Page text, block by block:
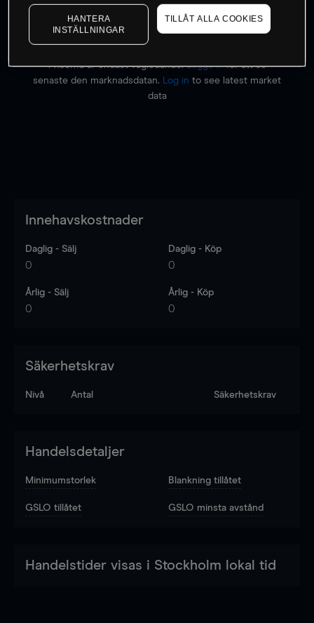
Priserna är endast vägledande.Logga inför att se
senaste den marknadsdatan.
Log in to see latest market
data
Innehavskostnader
Daglig - Sälj
0
Daglig - Köp
0
Årlig - Sälj
0
Årlig - Köp
0
Säkerhetskrav
Nivå Antal Säkerhetskrav
Handelsdetaljer
Minimumstorlek Blankning tillåtet
GSLO tillåtet GSLO minsta avstånd
Handelstider visas i Stockholm lokal tid
HANTERA
INSTÄLLNINGAR
TILLÅT ALLA COOKIES